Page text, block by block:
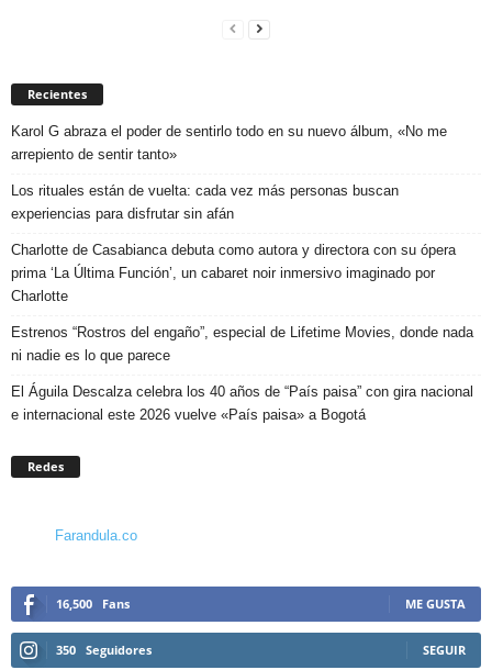
Recientes
Karol G abraza el poder de sentirlo todo en su nuevo álbum, «No me
arrepiento de sentir tanto»
Los rituales están de vuelta: cada vez más personas buscan
experiencias para disfrutar sin afán
Charlotte de Casabianca debuta como autora y directora con su ópera
prima ‘La Última Función’, un cabaret noir inmersivo imaginado por
Charlotte
Estrenos “Rostros del engaño”, especial de Lifetime Movies, donde nada
ni nadie es lo que parece
El Águila Descalza celebra los 40 años de “País paisa” con gira nacional
e internacional este 2026 vuelve «País paisa» a Bogotá
Redes
Farandula.co
16,500 Fans ME GUSTA
350 Seguidores SEGUIR